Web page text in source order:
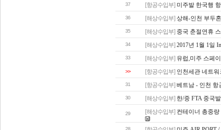
37 [항공수입부] 미주발 한국행
36 [해상수입부] 상해-인천 부두
35 [해상수입부] 중국 춘절연휴
34 [해상수입부] 2017년 1월 1일
33 [해상수입부] 유럽,미주 스페
>> [항공수입부] 인천세관 네트
31 [항공수입부] 베트남 - 인천 항
30 [해상수입부] 한/중 FTA 중국
29 [해상수입부] 컨테이너 총중
28